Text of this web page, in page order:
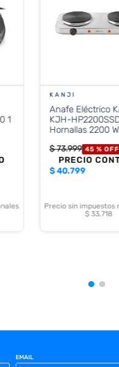
1
KANJI
Anafe Eléctrico
KJH-
Hornallas 2200
$73.999 45 % OFF
PRECIO
$40.799
Precio sin impuestos
$ 33.718
EMAIL